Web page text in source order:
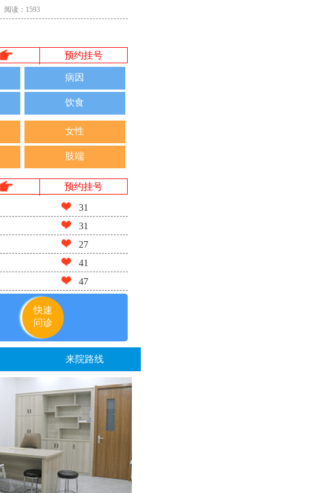
阅读：1593
预约挂号
病因
饮食
女性
肢端
预约挂号
31
31
27
41
47
快速
问诊
来院路线